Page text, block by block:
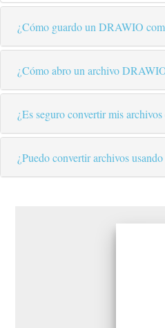
¿Cómo guardo un DRAWIO
¿Cómo abro un archivo
¿Es seguro convertir mis
¿Puedo convertir archivos